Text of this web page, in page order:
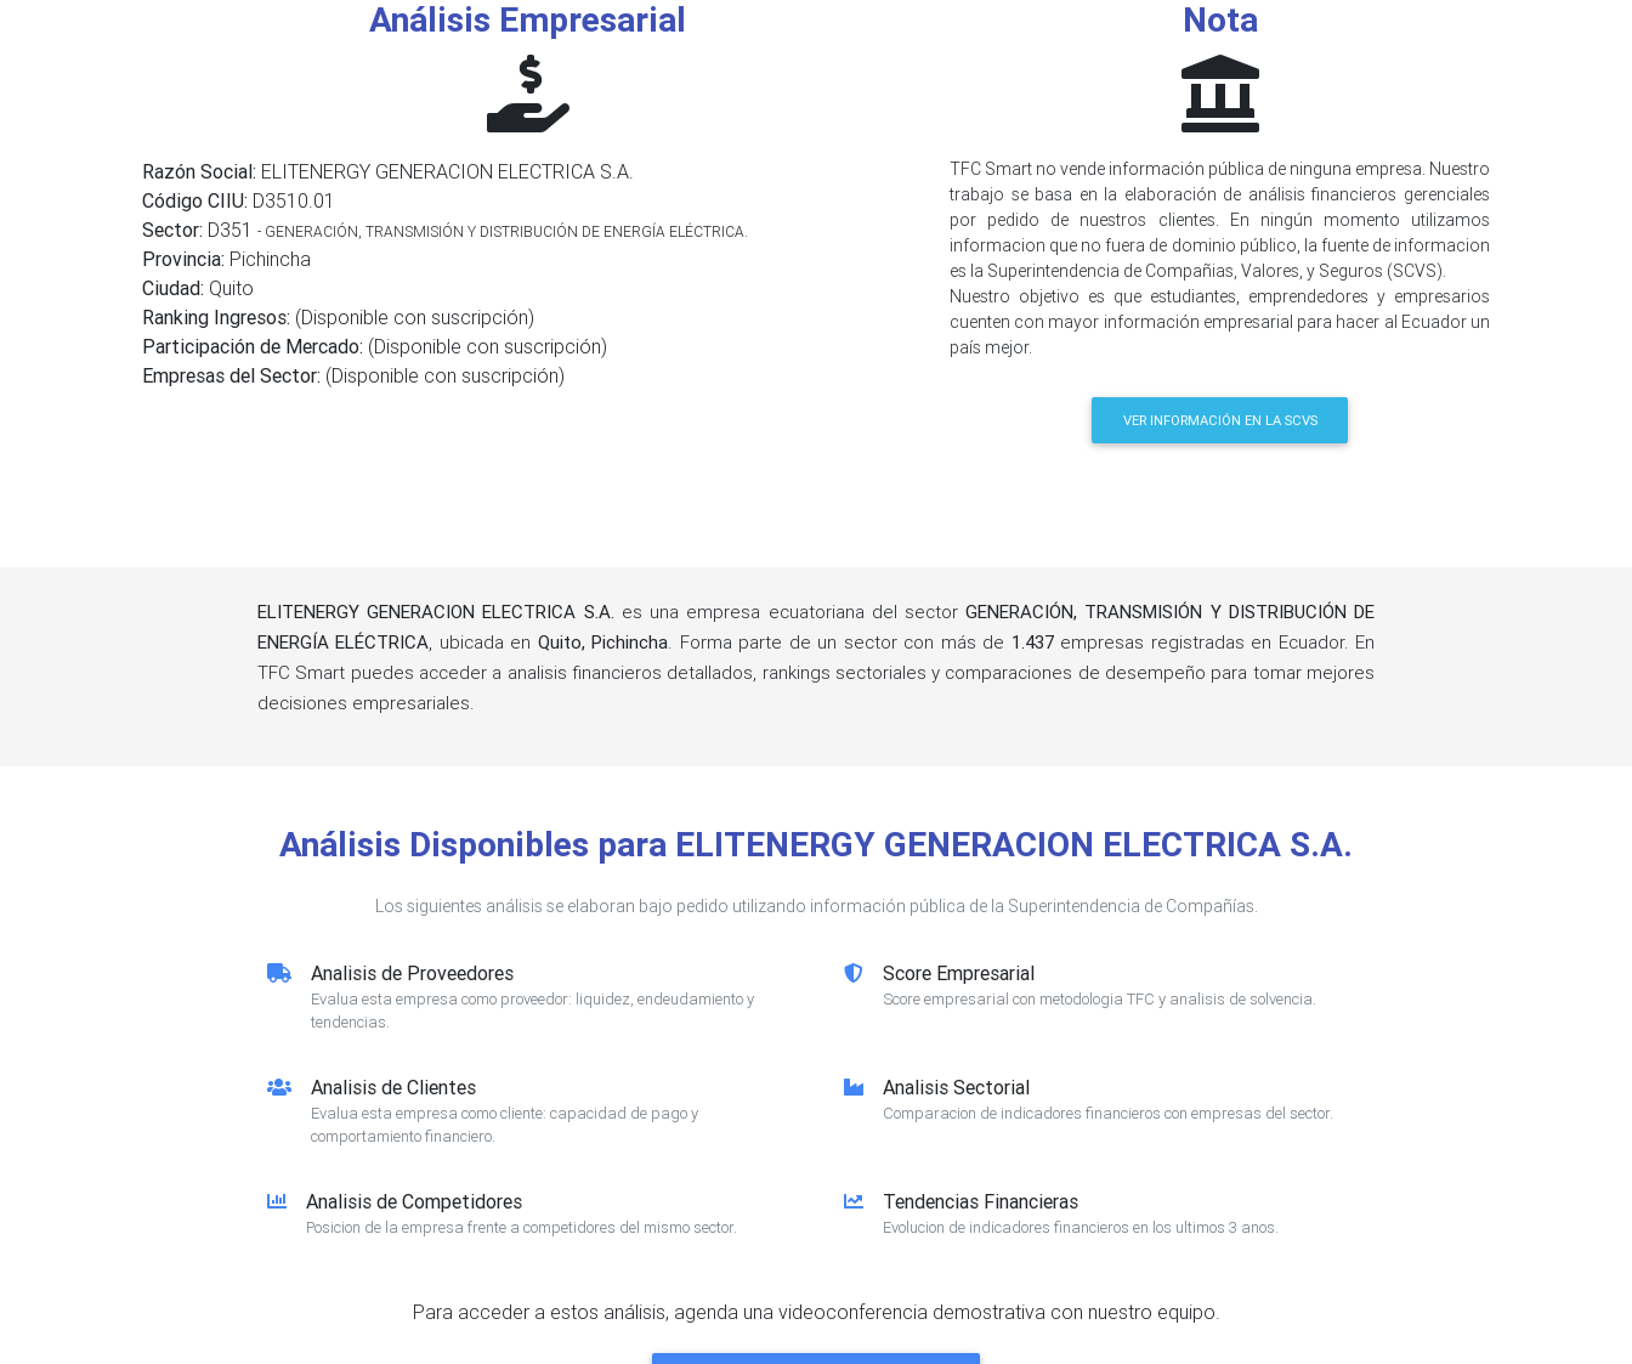
Análisis Empresarial
Razón Social: ELITENERGY GENERACION ELECTRICA S.A.
Código CIIU: D3510.01
Sector: D351 - GENERACIÓN, TRANSMISIÓN Y DISTRIBUCIÓN DE ENERGÍA ELÉCTRICA.
Provincia: Pichincha
Ciudad: Quito
Ranking Ingresos: (Disponible con suscripción)
Participación de Mercado: (Disponible con suscripción)
Empresas del Sector: (Disponible con suscripción)
Nota
TFC Smart no vende información pública de ninguna empresa. Nuestro
trabajo se basa en la elaboración de análisis financieros gerenciales
por pedido de nuestros clientes. En ningún momento utilizamos
informacion que no fuera de dominio público, la fuente de informacion
es la Superintendencia de Compañias, Valores, y Seguros (SCVS).
Nuestro objetivo es que estudiantes, emprendedores y empresarios
cuenten con mayor información empresarial para hacer al Ecuador un
país mejor.
VER INFORMACIÓN EN LA SCVS
ELITENERGY GENERACION ELECTRICA S.A. es una empresa ecuatoriana del sectorGENERACIÓN, TRANSMISIÓN Y DISTRIBUCIÓN DE
ENERGÍA ELÉCTRICA, ubicada en Quito, Pichincha. Forma parte de un sector con más de 1.437empresas registradas en Ecuador. En
TFC Smart puedes acceder a analisis financieros detallados, rankings sectoriales y comparaciones de desempeño para tomar mejores
decisiones empresariales.
Análisis Disponibles para ELITENERGY GENERACION ELECTRICA S.A.
Los siguientes análisis se elaboran bajo pedido utilizando información pública de la Superintendencia de Compañías.
Analisis de Proveedores
Evalua esta empresa como proveedor: liquidez, endeudamiento y
tendencias.
Score Empresarial
Score empresarial con metodologia TFC y analisis de solvencia.
Analisis de Clientes
Evalua esta empresa como cliente: capacidad de pago y
comportamiento financiero.
Analisis Sectorial
Comparacion de indicadores financieros con empresas del sector.
Analisis de Competidores
Posicion de la empresa frente a competidores del mismo sector.
Tendencias Financieras
Evolucion de indicadores financieros en los ultimos 3 anos.
Para acceder a estos análisis, agenda una videoconferencia demostrativa con nuestro equipo.